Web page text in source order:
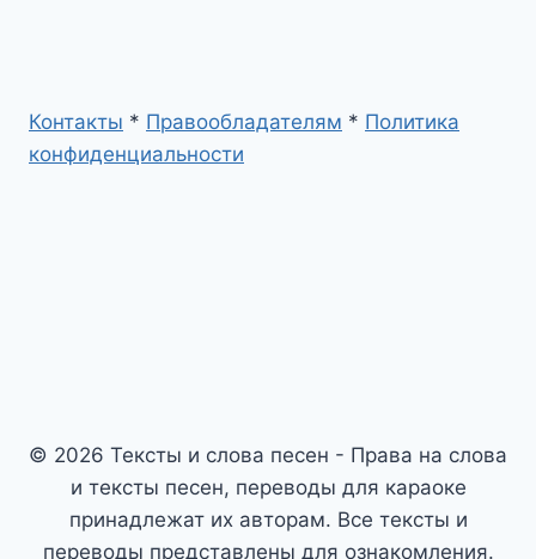
Контакты * Правообладателям * Политика
конфиденциальности
© 2026 Тексты и слова песен - Права на слова
и тексты песен, переводы для караоке
принадлежат их авторам. Все тексты и
переводы представлены для ознакомления.